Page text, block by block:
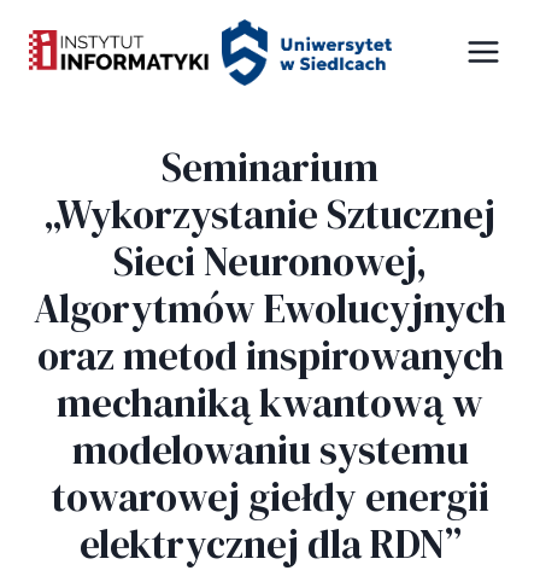
Panel zarządzania plikami cookies
treści
Seminarium
„Wykorzystanie Sztucznej
Sieci Neuronowej,
Algorytmów Ewolucyjnych
oraz metod inspirowanych
mechaniką kwantową w
modelowaniu systemu
towarowej giełdy energii
elektrycznej dla RDN”